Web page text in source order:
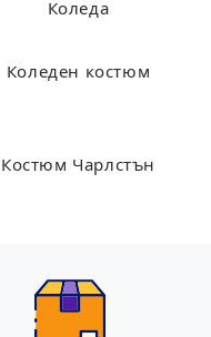
Коледа
Коледен костюм
Костюм Чарлстън